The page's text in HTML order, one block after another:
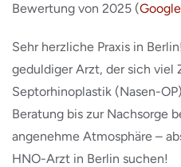
Bewertung von 2025 (Google
Sehr herzliche Praxis in
geduldiger Arzt, der sich viel
Septorhinoplastik (Nasen-
Beratung bis zur Nachsorge
angenehme Atmosphäre –
HNO-Arzt in Berlin suchen!